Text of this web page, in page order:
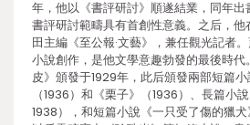
年，他以《書評研討》順遂結業，同年
書評研討範疇具有首創性意義。之后，
田主編《至公報·文藝》，兼任觀光記者
小說創作，是他文學意趣勃發的最後時
皮》頒發于1929年，此后頒發兩部短篇小
（1936）和《栗子》（1936）、長篇小
1938），和短篇小說《一只受了傷的獵